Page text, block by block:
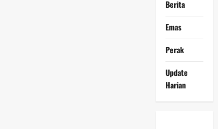
Berita
Emas
Perak
Update
Harian